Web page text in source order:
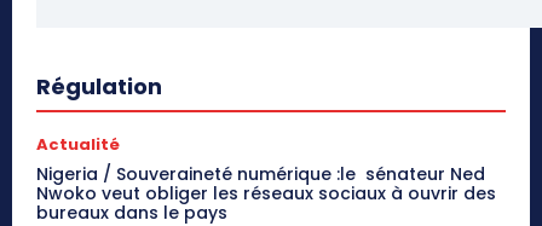
Régulation
Actualité
Nigeria / Souveraineté numérique :le sénateur Ned
Nwoko veut obliger les réseaux sociaux à ouvrir des
bureaux dans le pays